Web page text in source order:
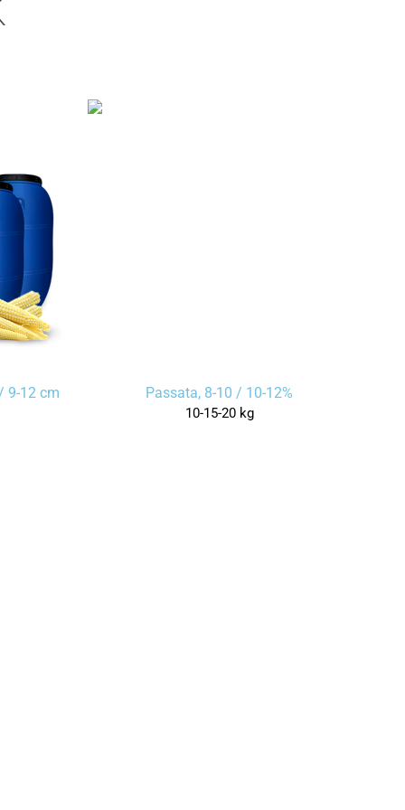
9-12 cm Passata, 8-10 / 10-12%
10-15-20 kg